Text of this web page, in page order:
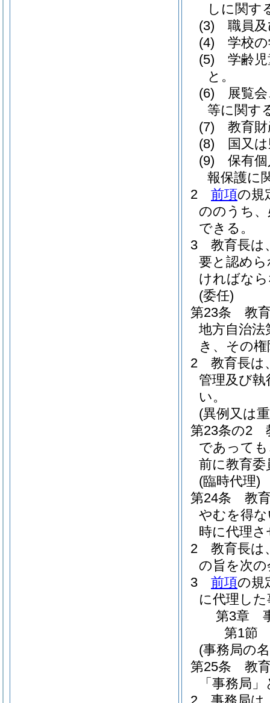
しに関す
(3)
職員
(4)
学校
(5)
学齢
と。
(6)
展覧
等に関す
(7)
教育
(8)
国又
(9)
保有
報保護に
2
前項の規
ののうち
できる。
3
教育長は
要と認め
ければな
(委任)
第23条
教
地方自治
き、その
2
教育長は
管理及び
い。
(異例又は
第23条の2
であって
前に教育
(臨時代理)
第24条
教
やむを得
時に代理
2
教育長は
の旨を次
3
前項の規
に代理し
第3章
第1節
(事務局の
第25条
教
「事務局